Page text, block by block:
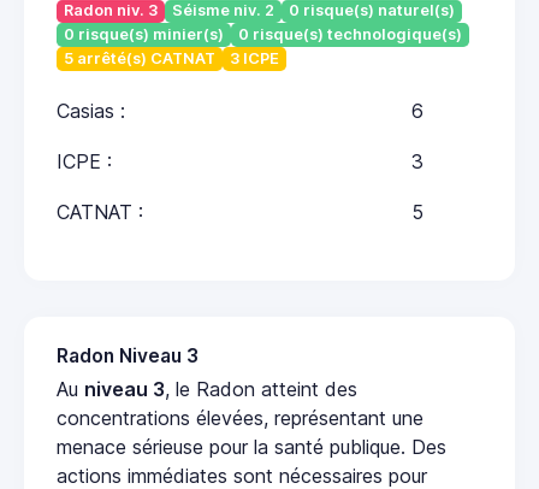
Radon niv. 3 Séisme niv. 2
0 risque(s) naturel(s)
0 risque(s) minier(s)
0 risque(s) technologique(s)
5 arrêté(s) CATNAT
3 ICPE
Casias : 6
ICPE : 3
CATNAT : 5
Radon Niveau 3
Au niveau 3, le Radon atteint des
concentrations élevées, représentant une
menace sérieuse pour la santé publique. Des
actions immédiates sont nécessaires pour